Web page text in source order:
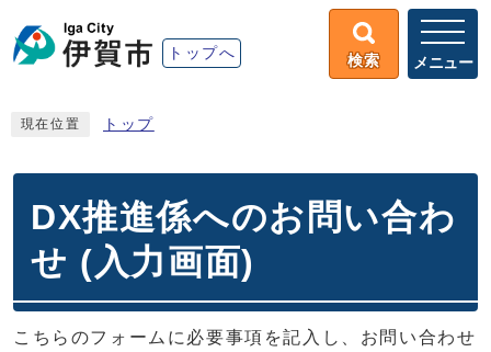
トップへ 検索 メニュー
現在位置 トップ
DX推進係へのお問い合わ
せ (入力画面)
こちらのフォームに必要事項を記入し、お問い合わせ